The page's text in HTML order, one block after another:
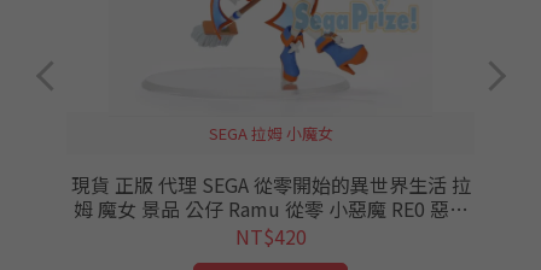
SEGA 拉姆 小魔女
現貨 正版 代理 SEGA 從零開始的異世界生活 拉
姆 魔女 景品 公仔 Ramu 從零 小惡魔 RE0 惡作
劇
NT$420